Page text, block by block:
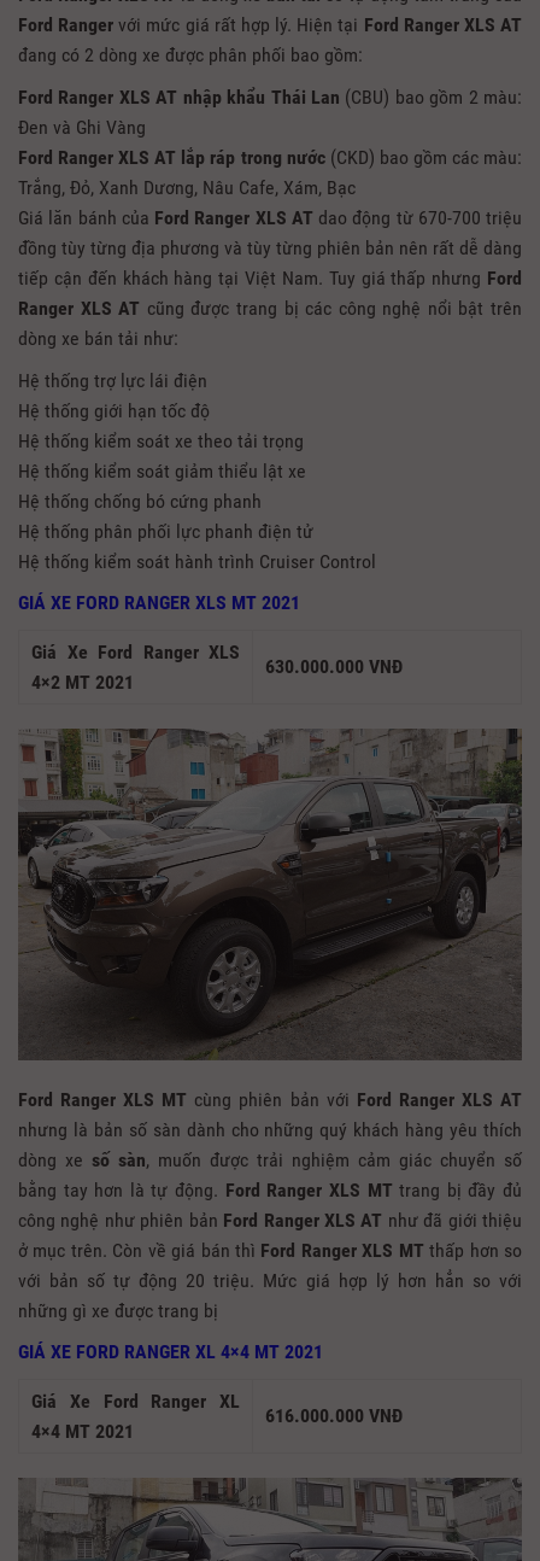
Ford Ranger với mức giá rất hợp lý. Hiện tại Ford Ranger XLS AT
đang có 2 dòng xe được phân phối bao gồm:
Ford Ranger XLS AT nhập khẩu Thái Lan (CBU) bao gồm 2 màu:
Đen và Ghi Vàng
Ford Ranger XLS AT lắp ráp trong nước(CKD) bao gồm các màu:
Trắng, Đỏ, Xanh Dương, Nâu Cafe, Xám, Bạc
Giá lăn bánh của Ford Ranger XLS AT dao động từ 670-700 triệu
đồng tùy từng địa phương và tùy từng phiên bản nên rất dễ dàng
tiếp cận đến khách hàng tại Việt Nam. Tuy giá thấp nhưng Ford
Ranger XLS AT cũng được trang bị các công nghệ nổi bật trên
dòng xe bán tải như:
Hệ thống trợ lực lái điện
Hệ thống giới hạn tốc độ
Hệ thống kiểm soát xe theo tải trọng
Hệ thống kiểm soát giảm thiểu lật xe
Hệ thống chống bó cứng phanh
Hệ thống phân phối lực phanh điện tử
Hệ thống kiểm soát hành trình Cruiser Control
GIÁ XE FORD RANGER XLS MT 2021
Giá Xe Ford Ranger XLS
4×2 MT 2021
630.000.000 VNĐ
Ford Ranger XLS MT cùng phiên bản với Ford Ranger XLS AT
nhưng là bản số sàn dành cho những quý khách hàng yêu thích
dòng xe số sàn, muốn được trải nghiệm cảm giác chuyển số
bằng tay hơn là tự động. Ford Ranger XLS MT trang bị đầy đủ
công nghệ như phiên bản Ford Ranger XLS AT như đã giới thiệu
ở mục trên. Còn về giá bán thì Ford Ranger XLS MT thấp hơn so
với bản số tự động 20 triệu. Mức giá hợp lý hơn hẳn so với
những gì xe được trang bị
GIÁ XE FORD RANGER XL 4×4 MT 2021
Giá Xe Ford Ranger XL
4×4 MT 2021
616.000.000 VNĐ